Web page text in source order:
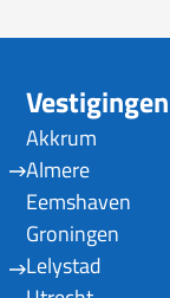
Vestigingen
Akkrum
Almere
Eemshaven
Groningen
Lelystad